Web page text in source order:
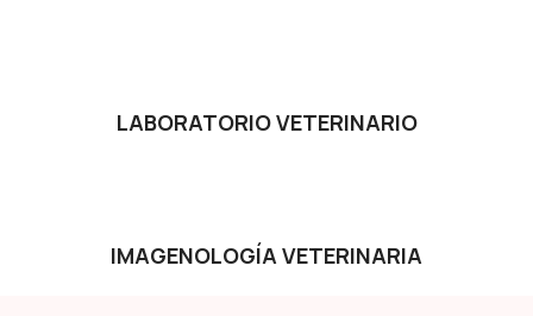
LABORATORIO VETERINARIO
IMAGENOLOGÍA VETERINARIA